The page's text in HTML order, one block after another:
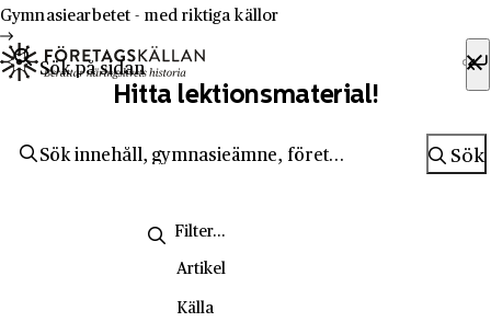
Hoppa till innehåll
Till innehåll
Gymnasiearbetet - med riktiga källor
Sök efter:
Hitta lektionsmaterial!
Sök
Sök
Artikel
Källa